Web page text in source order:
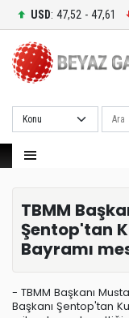
USD: 47,52 - 47,61
Ara
TBMM
Şentop'tan
Bayramı
- TBMM Başkanı
Başkanı Şentop'tan